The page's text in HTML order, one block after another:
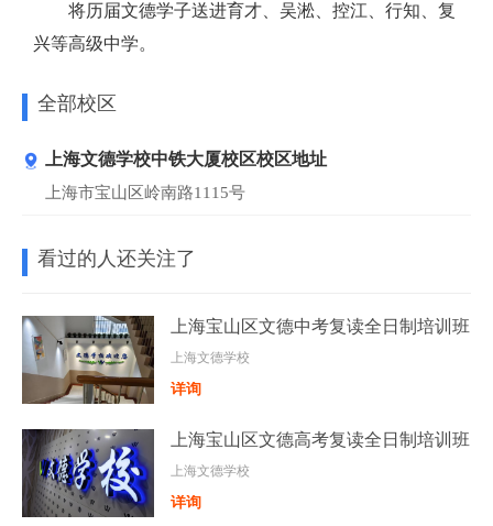
将历届文德学子送进育才、吴淞、控江、行知、复
兴等高级中学。
全部校区
上海文德学校中铁大厦校区校区地址
上海市宝山区岭南路1115号
看过的人还关注了
上海宝山区文德中考复读全日制培训班
上海文德学校
详询
上海宝山区文德高考复读全日制培训班
上海文德学校
详询